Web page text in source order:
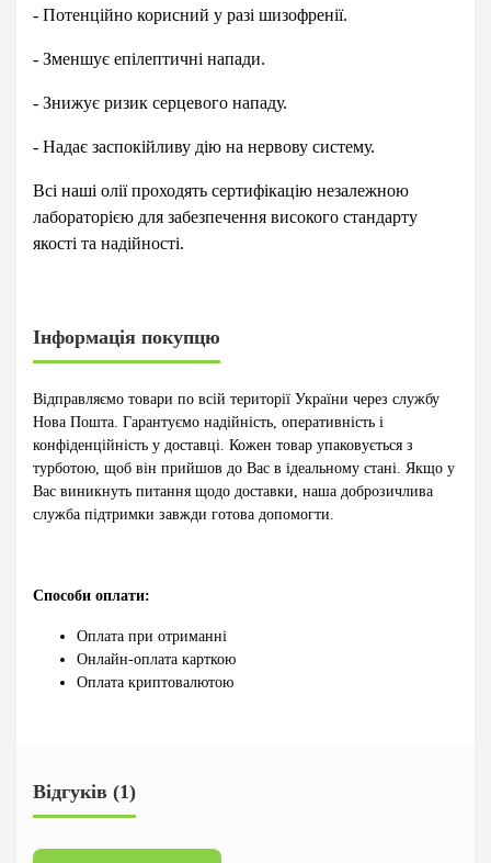
- Потенційно корисний у разі шизофренії.
- Зменшує епілептичні напади.
- Знижує ризик серцевого нападу.
- Надає заспокійливу дію на нервову систему.
Всі наші олії проходять сертифікацію незалежною
лабораторією для забезпечення високого стандарту
якості та надійності.
Інформація покупцю
Відправляємо товари по всій території України через службу
Нова Пошта. Гарантуємо надійність, оперативність і
конфіденційність у доставці. Кожен товар упаковується з
турботою, щоб він прийшов до Вас в ідеальному стані. Якщо у
Вас виникнуть питання щодо доставки, наша доброзичлива
служба підтримки завжди готова допомогти.
Способи оплати:
Оплата при отриманні
Онлайн-оплата карткою
Оплата криптовалютою
Відгуків (1)